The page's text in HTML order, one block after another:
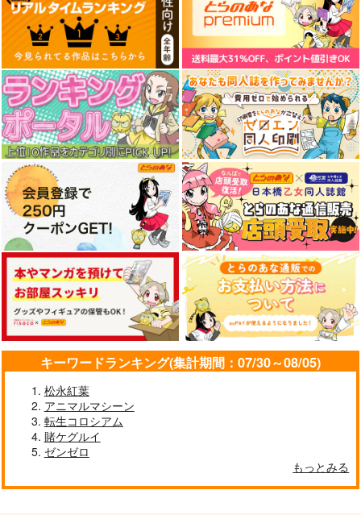
斎賀さんは恋くんを愛
でたい
新書館
891円（税込）
サンプル
作品詳細
とうがらしドラゴンの
シン 1
徳間書店
869円（税込）
サンプル
作品詳細
栽培チートで最強菜園
～え、ただの家庭 8
スクウェア・エニック
ス
770円（税込）
サンプル
作品詳細
龍河くんは受け止めき
れない
880円（税込）
キーワードランキング(集計期間：07/30～08/05)
松永紅葉
アニマルマシーン
転生コロシアム
賭ケグルイ
ゼンゼロ
もっとみる